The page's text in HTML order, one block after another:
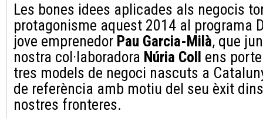
Les bones idees aplicades als negocis
protagonisme aquest 2014 al programa
jove emprenedor Pau Garcia-Milà, que
nostra col·laboradora Núria Coll ens
tres models de negoci nascuts a
de referència amb motiu del seu èxit
nostres fronteres.